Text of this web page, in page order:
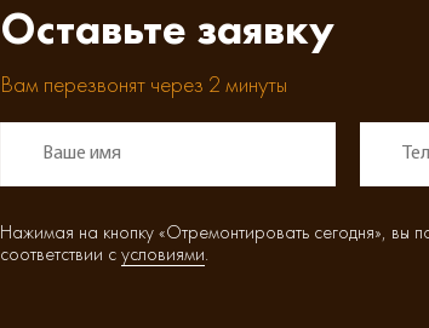
Оставьте заявку
Вам перезвонят через 2 минуты
Нажимая на кнопку «Отремонтировать сегодня», вы
соответствии с условиями.